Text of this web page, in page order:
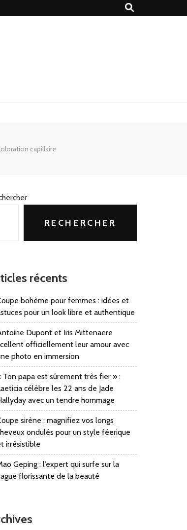
capillaire
RECHERCHER
récents
bohème pour femmes : idées et
pour un look libre et authentique
Dupont et Iris Mittenaere
officiellement leur amour avec
photo en immersion
Ton papa est sûrement très fier » :
célèbre les 22 ans de Jade
avec un tendre hommage
sirène : magnifiez vos longs
ondulés pour un style féerique
irrésistible
Geping : l’expert qui surfe sur la
florissante de la beauté